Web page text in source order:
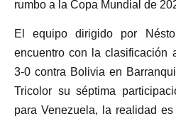
rumbo a la Copa Mundial de
El equipo dirigido por
encuentro con la clasificación
3-0 contra Bolivia en
Tricolor su séptima
para Venezuela, la realidad